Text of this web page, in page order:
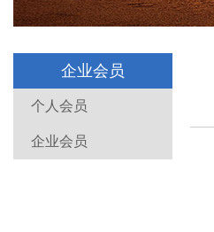
企业会员
个人会员
企业会员